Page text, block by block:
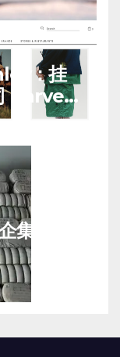
：挂
Harvey
集中入